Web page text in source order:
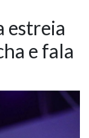
estreia
e fala